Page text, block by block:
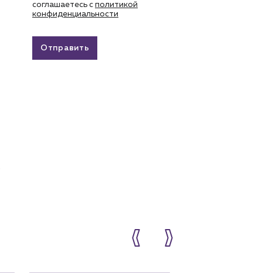
соглашаетесь c политикой
конфиденциальности
Отправить